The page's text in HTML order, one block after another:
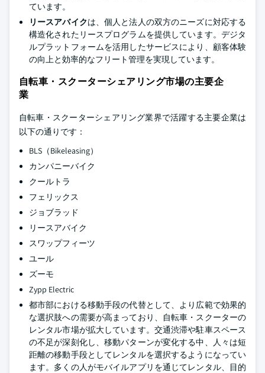
ています。
リースアバイクは、個人と法人の双方のニーズに対応する
構造化されたリースプログラムを提供しています。デジタ
ルプラットフォームを活用したサービスにより、顧客体験
の向上と効率的なフリート管理を実現しています。
自転車・スクーターシェアリング市場の主要企
業
自転車・スクーターシェアリング業界で活躍する主要企業は
以下の通りです：
BLS（Bikeleasing）
カンパニーバイク
クールトラ
フェリックス
ジョブラッド
リースアバイク
スワップフィーツ
ユール
ズーモ
Zypp Electric
都市部における移動手段の代替として、より広範で効果的
な選択肢への需要が高まっており、自転車・スクーターの
レンタル市場が拡大しています。交通渋滞や駐車スペース
の不足が深刻化し、移動パターンが変化する中、人々は短
距離の移動手段としてレンタルを選択するようになってい
ます。多くの人がモバイルアプリを通じてレンタル、目的